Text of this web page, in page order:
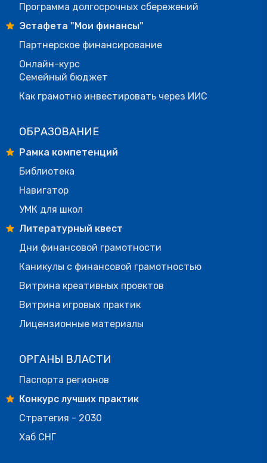
Программа долгосрочных сбережений
Эстафета "Мои финансы"
Партнерское финансирование
Онлайн-курс
Семейный бюджет
Как грамотно инвестировать через ИИС
ОБРАЗОВАНИЕ
Рамка компетенций
Библиотека
Навигатор
УМК для школ
Литературный квест
Дни финансовой грамотности
Каникулы с финансовой грамотностью
Витрина креативных проектов
Витрина игровых практик
Лицензионные материалы
ОРГАНЫ ВЛАСТИ
Паспорта регионов
Конкурс лучших практик
Стратегия - 2030
Хаб СНГ